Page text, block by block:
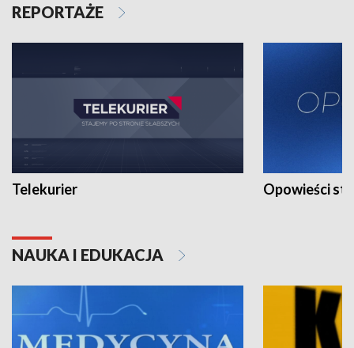
REPORTAŻE
Telekurier Opowieści
NAUKA I EDUKACJA